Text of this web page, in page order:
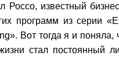
известный
программ из серии
Вот тогда я и поняла,
стал постоянный